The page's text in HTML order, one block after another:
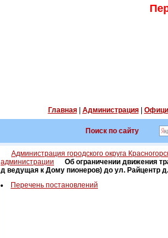
Главная| Администрация|
Поиск по сайту
Администрация городского округа
администрации
Об ограничении движения
д ведущая к Дому пионеров) до ул. Райцентр
Перечень постановлений